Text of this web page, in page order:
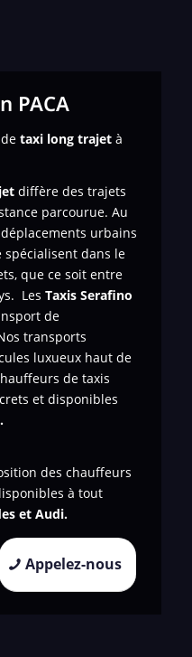
PACA
taxi long trajet à
diffère des trajets
parcourue. Au
urbains
spécialisent dans le
que ce soit entre
Les Taxis Serafino
de
transports
luxueux haut de
de taxis
et disponibles
des chauffeurs
à tout
et Audi.
Appelez-nous